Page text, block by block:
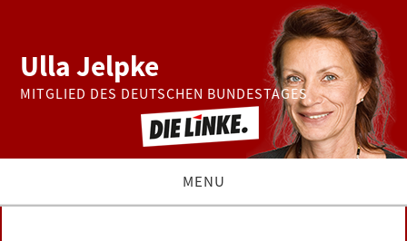
Ulla Jelpke
MITGLIED DES DEUTSCHEN BUNDESTAGES
MENU